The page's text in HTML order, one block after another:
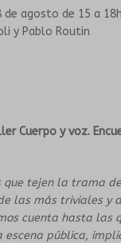
de agosto de 15 a
y Pablo Routin
Cuerpo y voz.
que tejen la trama
las más triviales y
cuenta hasta las
escena pública,